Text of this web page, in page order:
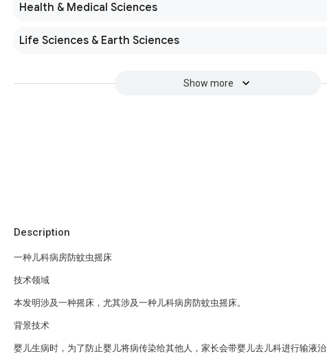
Health & Medical Sciences
Life Sciences & Earth Sciences
Show more
Description
一种儿科病房防蚊虫摇床
技术领域
本发明涉及一种摇床，尤其涉及一种儿科病房防蚊虫摇床。
背景技术
婴儿生病时，为了防止婴儿将病传染给其他人，家长会带婴儿去儿科进行输液治